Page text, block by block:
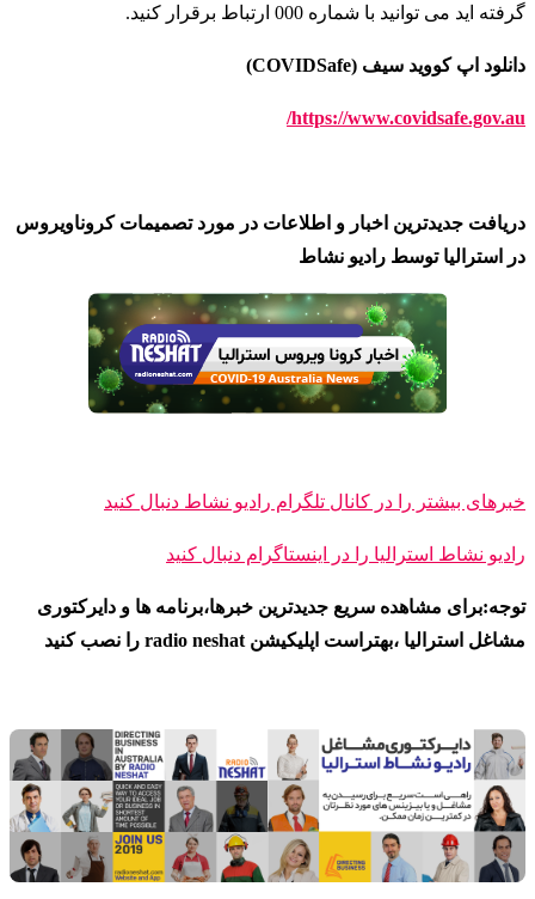
گرفته اید می توانید با شماره 000 ارتباط برقرار کنید
.
دانلود اپ کووید سیف (COVIDSafe)
https://www.covidsafe.gov.au/
دریافت جدیدترین اخبار و اطلاعات در مورد تصمیمات کروناویروس
در استرالیا توسط رادیو نشاط
خبرهای بیشتر را در کانال تلگرام رادیو نشاط دنبال کنید
رادیو نشاط ا سترالیا را در اینستاگرام دنبال کنید
توجه:برای مشاهده سریع جدیدترین خبرها،برنامه ها و دایرکتوری
مشاغل استرالیا ،بهتراست اپلیکیشن radio neshat را نصب کنید